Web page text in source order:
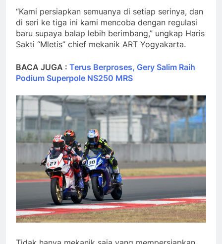
“Kami persiapkan semuanya di setiap serinya, dan
di seri ke tiga ini kami mencoba dengan regulasi
baru supaya balap lebih berimbang,” ungkap Haris
Sakti “Mletis” chief mekanik ART Yogyakarta.
BACA JUGA : Terus Berproses, Gery Salim Raih
Podium Superpole NS250 MRS